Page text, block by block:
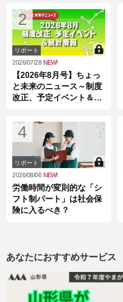
2
リポート
2026/07/28 NEW!
【2026年8月号】ちょっ
と未来のニュース～制度
改正、予定イベント＆統
4
リポート
2026/08/06 NEW!
労働時間が変則的な「シ
フト制パート」は社会保
険に入るべき？
あなたにおすすめサービス